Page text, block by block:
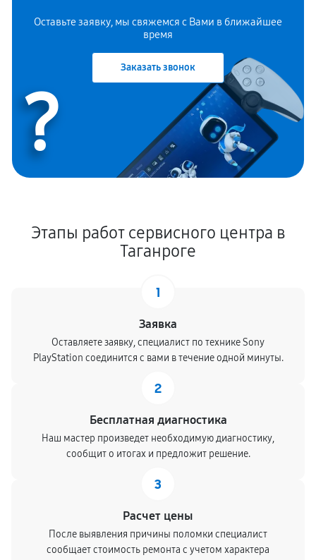
Оставьте заявку, мы свяжемся с Вами в ближайшее
время
Заказать звонок
?
Этапы работ сервисного центра в
Таганроге
1
Заявка
Оставляете заявку, специалист по технике Sony
PlayStation соединится с вами в течение одной минуты.
2
Бесплатная диагностика
Наш мастер произведет необходимую диагностику,
сообщит о итогах и предложит решение.
3
Расчет цены
После выявления причины поломки специалист
сообщает стоимость ремонта с учетом характера